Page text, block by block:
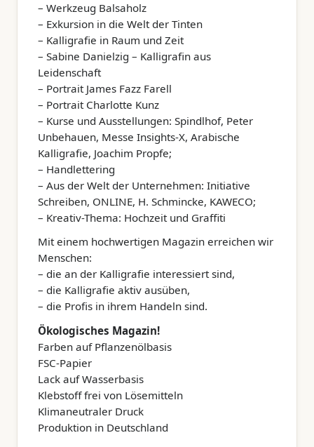
– Werkzeug Balsaholz
– Exkursion in die Welt der Tinten
– Kalligrafie in Raum und Zeit
– Sabine Danielzig – Kalligrafin aus
Leidenschaft
– Portrait James Fazz Farell
– Portrait Charlotte Kunz
– Kurse und Ausstellungen: Spindlhof, Peter
Unbehauen, Messe Insights-X, Arabische
Kalligrafie, Joachim Propfe;
– Handlettering
– Aus der Welt der Unternehmen: Initiative
Schreiben, ONLINE, H. Schmincke, KAWECO;
– Kreativ-Thema: Hochzeit und Graffiti
Mit einem hochwertigen Magazin erreichen wir
Menschen:
– die an der Kalligrafie interessiert sind,
– die Kalligrafie aktiv ausüben,
– die Profis in ihrem Handeln sind.
Ökologisches Magazin!
Farben auf Pflanzenölbasis
FSC-Papier
Lack auf Wasserbasis
Klebstoff frei von Lösemitteln
Klimaneutraler Druck
Produktion in Deutschland